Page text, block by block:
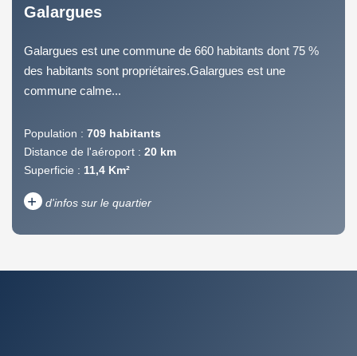
Galargues
Galargues est une commune de 660 habitants dont 75 %
des habitants sont propriétaires.Galargues est une
commune calme...
Population : 709 habitants
Distance de l'aéroport : 20 km
Superficie : 11,4 Km²
+ d'infos sur le quartier